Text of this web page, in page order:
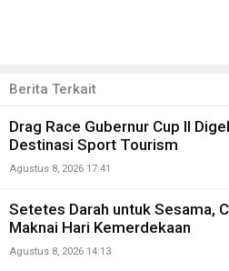
Berita Terkait
Drag Race Gubernur Cup II
Destinasi Sport Tourism
Agustus 8, 2026 17:41
Setetes Darah untuk Sesama,
Maknai Hari Kemerdekaan
Agustus 8, 2026 14:13